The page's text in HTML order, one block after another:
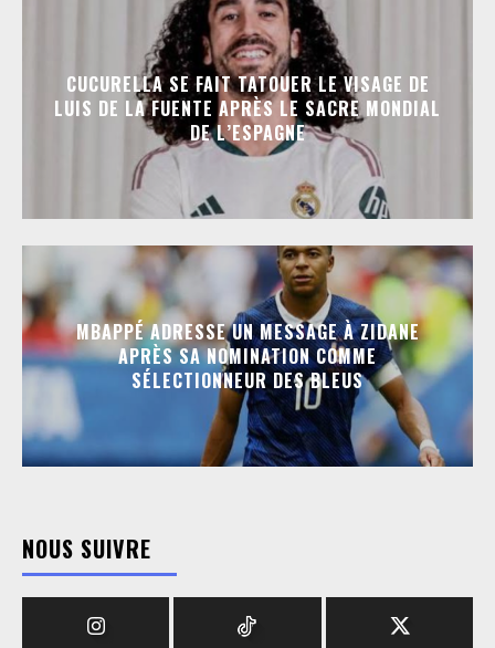
CUCURELLA SE FAIT TATOUER LE VISAGE DE
LUIS DE LA FUENTE APRÈS LE SACRE MONDIAL
DE L’ESPAGNE
MBAPPÉ ADRESSE UN MESSAGE À ZIDANE
APRÈS SA NOMINATION COMME
SÉLECTIONNEUR DES BLEUS
NOUS SUIVRE